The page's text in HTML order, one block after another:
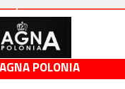
POLONIA